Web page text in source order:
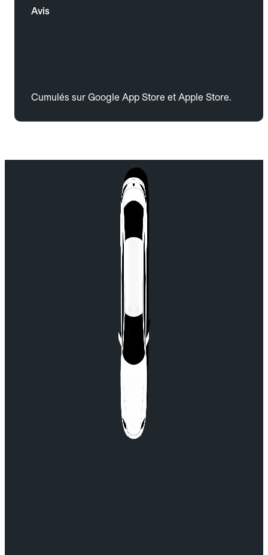
Avis
Cumulés sur Google App Store et Apple Store.